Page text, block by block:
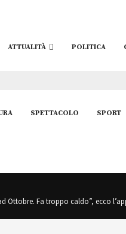
ATTUALITÀ POLITICA
SPETTACOLO SPORT
Ottobre. Fa troppo caldo”, ecco